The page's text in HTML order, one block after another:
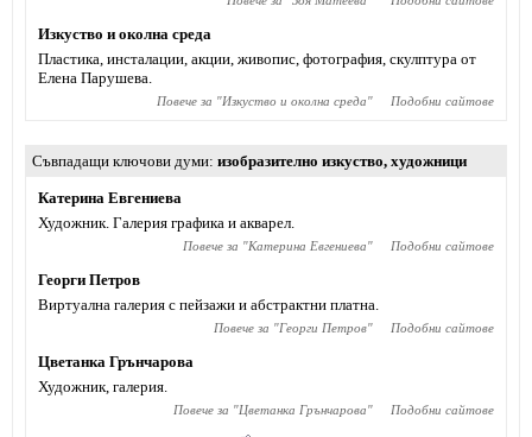
Изкуство и околна среда
Пластика, инсталации, акции, живопис, фотография, скулптура от
Елена Парушева.
Повече за "Изкуство и околна среда" Подобни сайтове
Съвпадащи ключови думи изобразително изкуство, художници
Катерина Евгениева
Художник. Галерия графика и акварел.
Повече за "Катерина Евгениева" Подобни сайтове
Георги Петров
Виртуална галерия с пейзажи и абстрактни платна.
Повече за "Георги Петров" Подобни сайтове
Цветанка Грънчарова
Художник, галерия.
Повече за "Цветанка Грънчарова" Подобни сайтове